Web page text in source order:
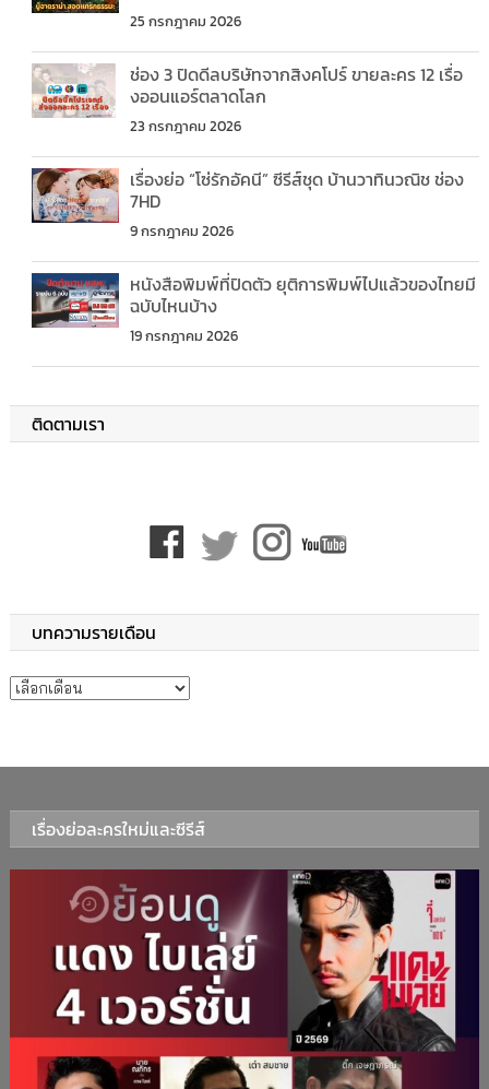
25 กรกฎาคม 2026
ช่อง 3 ปิดดีลบริษัทจากสิงคโปร์ ขายละคร 12 เรื่อ
งออนแอร์ตลาดโลก
23 กรกฎาคม 2026
เรื่องย่อ “โซ่รักอัคนี” ซีรีส์ชุด บ้านวาทินวณิช ช่อง
7HD
9 กรกฎาคม 2026
หนังสือพิมพ์ที่ปิดตัว ยุติการพิมพ์ไปแล้วของไทยมี
ฉบับไหนบ้าง
19 กรกฎาคม 2026
ติดตามเรา
บทความรายเดือน
บทความรายเดือน
เรื่องย่อละครใหม่และซีรีส์